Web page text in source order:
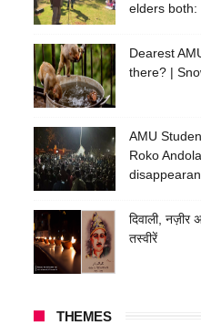
elders both:
Dearest
there? |
AMU
Roko
दिवाली, नज़ीर
तस्वीरें
THEMES